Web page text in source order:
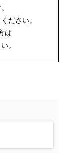
ださい。
は
。